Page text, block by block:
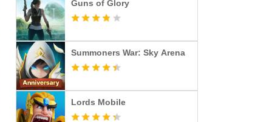
Guns of Glory
Summoners War: Sky Arena
Lords Mobile